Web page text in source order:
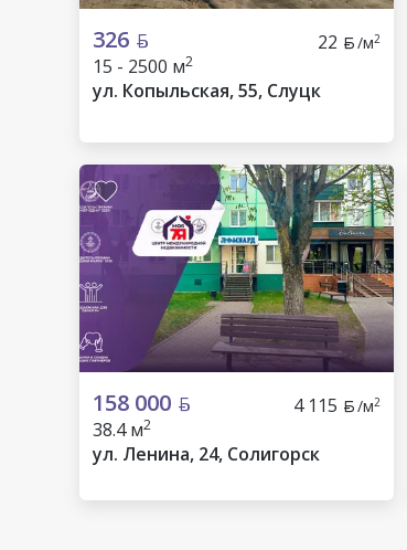
326 22 /м2
15 - 2500 м2
ул. Копыльская, 55, Слуцк
158 000 4 115 /м2
38.4 м2
ул. Ленина, 24, Солигорск